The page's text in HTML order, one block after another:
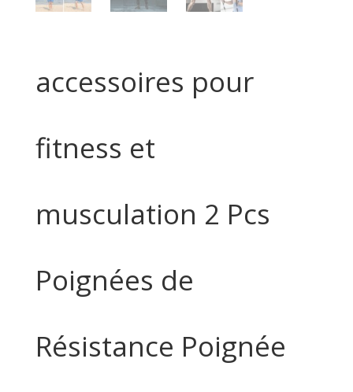
accessoires pour
fitness et
musculation 2 Pcs
Poignées de
Résistance Poignée